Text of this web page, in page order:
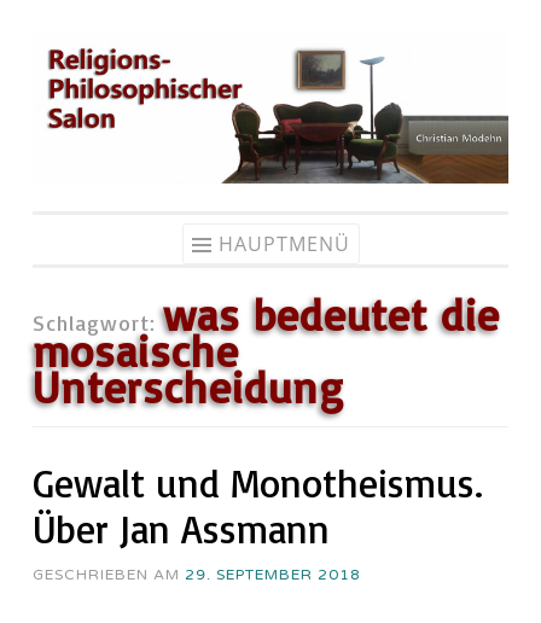
Zum
Inhalt
springen
HAUPTMENÜ
Schlagwort:was bedeutet die
mosaische
Unterscheidung
Gewalt und Monotheismus.
Über Jan Assmann
GESCHRIEBEN AM 29. SEPTEMBER 2018